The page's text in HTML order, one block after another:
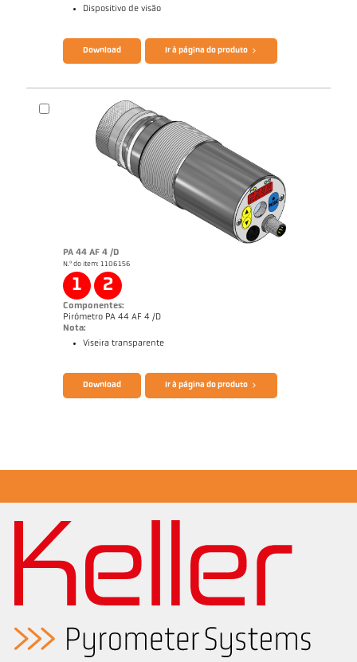
Dispositivo de visão
Catálogo CellaTemp PA
Download Ir à página do produto
PA 44 AF 4 /D
N.º do item: 1106156
1 2
Componentes:
Pirómetro PA 44 AF 4 /D
Nota:
Viseira transparente
Catálogo CellaTemp PA
Nota de aplicação Semiconductor industry
Download Ir à página do produto